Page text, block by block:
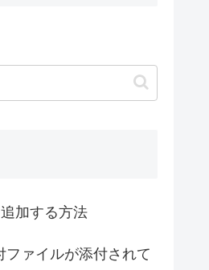
加する方法
ファイルが添付されて